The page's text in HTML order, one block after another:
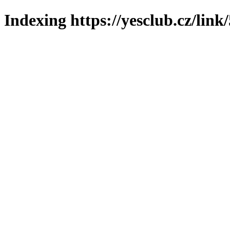
Indexing https://yesclub.cz/link/